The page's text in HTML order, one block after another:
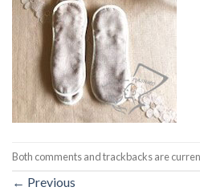
Both comments and trackbacks are
← Previous